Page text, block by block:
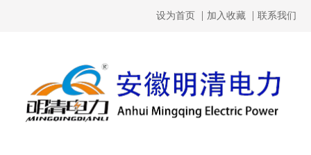
设为首页 加入收藏 联系我们